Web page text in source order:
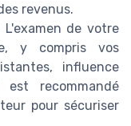
revenus.
L'examen de votre
y compris vos
influence
recommandé
pour sécuriser